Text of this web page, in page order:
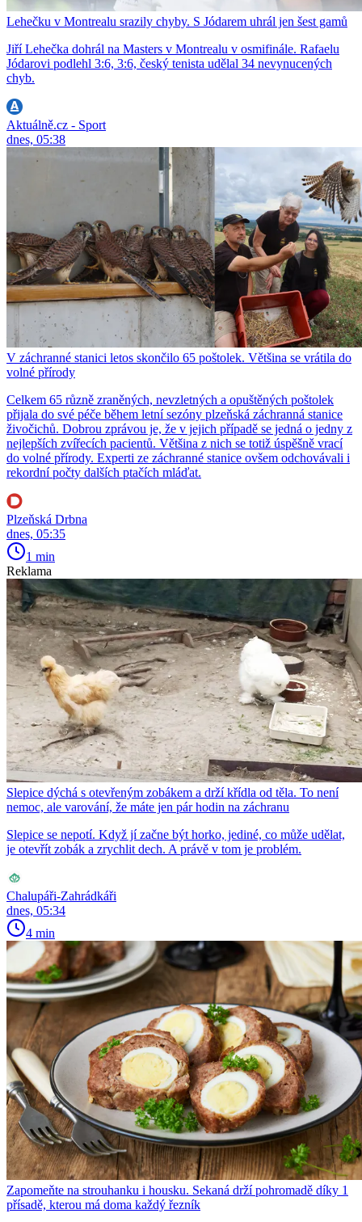
Lehečku v Montrealu srazily chyby. S Jódarem uhrál jen šest gamů
Jiří Lehečka dohrál na Masters v Montrealu v osmifinále. Rafaelu
Jódarovi podlehl 3:6, 3:6, český tenista udělal 34 nevynucených
chyb.
Aktuálně.cz - Sport
dnes, 05:38
V záchranné stanici letos skončilo 65 poštolek. Většina se vrátila do
volné přírody
Celkem 65 různě zraněných, nevzletných a opuštěných poštolek
přijala do své péče během letní sezóny plzeňská záchranná stanice
živočichů. Dobrou zprávou je, že v jejich případě se jedná o jedny z
nejlepších zvířecích pacientů. Většina z nich se totiž úspěšně vrací
do volné přírody. Experti ze záchranné stanice ovšem odchovávali i
rekordní počty dalších ptačích mláďat.
Plzeňská Drbna
dnes, 05:35
1 min
Reklama
Slepice dýchá s otevřeným zobákem a drží křídla od těla. To není
nemoc, ale varování, že máte jen pár hodin na záchranu
Slepice se nepotí. Když jí začne být horko, jediné, co může udělat,
je otevřít zobák a zrychlit dech. A právě v tom je problém.
Chalupáři-Zahrádkáři
dnes, 05:34
4 min
Zapomeňte na strouhanku i housku. Sekaná drží pohromadě díky 1
přísadě, kterou má doma každý řezník